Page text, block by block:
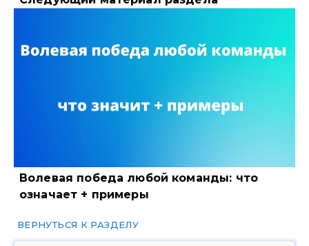
Волевая победа любой команды: что
означает + примеры
ВЕРНУТЬСЯ К РАЗДЕЛУ